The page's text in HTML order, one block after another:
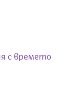
с времето